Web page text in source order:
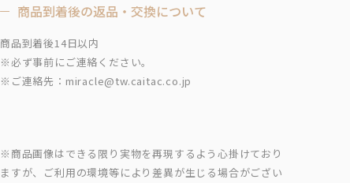
商品到着後の返品・交換について
商品到着後14日以内
※必ず事前にご連絡ください。
※ご連絡先：miracle@tw.caitac.co.jp
※商品画像はできる限り実物を再現するよう心掛けており
ますが、ご利用の環境等により差異が生じる場合がござい